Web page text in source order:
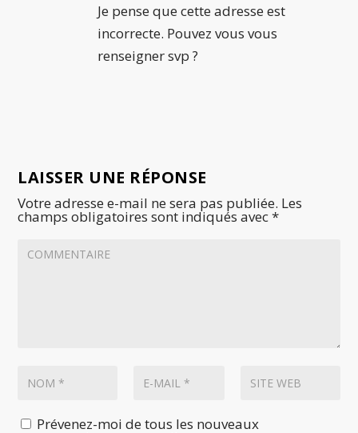
Je pense que cette adresse est
incorrecte. Pouvez vous vous
renseigner svp ?
LAISSER UNE RÉPONSE
Votre adresse e-mail ne sera pas publiée. Les
champs obligatoires sont indiqués avec*
Prévenez-moi de tous les nouveaux